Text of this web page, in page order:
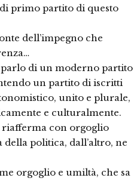
primo partito di questo
dell’impegno che
di un moderno partito
un partito di iscritti
unito e plurale,
e culturalmente.
riafferma con orgoglio
della politica, dall’altro, ne
orgoglio e umiltà, che sa